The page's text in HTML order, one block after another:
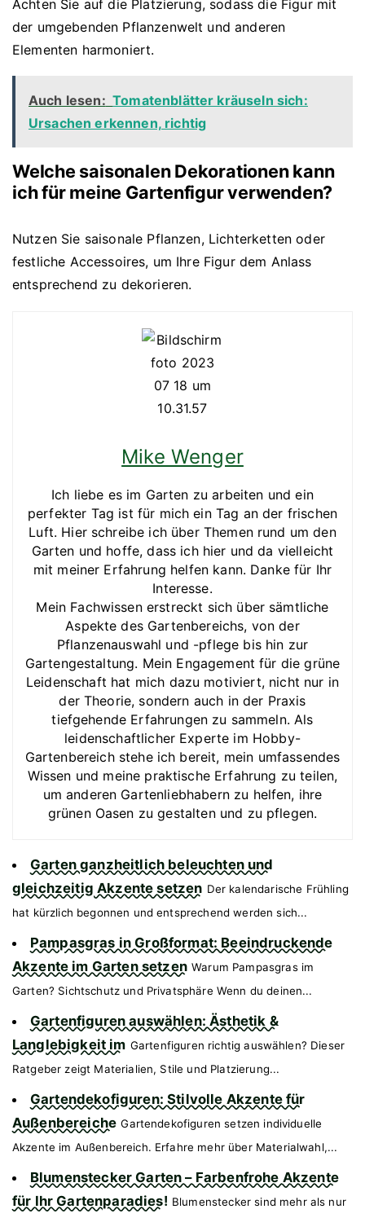
Achten Sie auf die Platzierung, sodass die Figur mit
der umgebenden Pflanzenwelt und anderen
Elementen harmoniert.
Auch lesen: Tomatenblätter kräuseln sich:
Ursachen erkennen, richtig
Welche saisonalen Dekorationen kann
ich für meine Gartenfigur verwenden?
Nutzen Sie saisonale Pflanzen, Lichterketten oder
festliche Accessoires, um Ihre Figur dem Anlass
entsprechend zu dekorieren.
Mike Wenger
Ich liebe es im Garten zu arbeiten und ein
perfekter Tag ist für mich ein Tag an der frischen
Luft. Hier schreibe ich über Themen rund um den
Garten und hoffe, dass ich hier und da vielleicht
mit meiner Erfahrung helfen kann. Danke für Ihr
Interesse.
Mein Fachwissen erstreckt sich über sämtliche
Aspekte des Gartenbereichs, von der
Pflanzenauswahl und -pflege bis hin zur
Gartengestaltung. Mein Engagement für die grüne
Leidenschaft hat mich dazu motiviert, nicht nur in
der Theorie, sondern auch in der Praxis
tiefgehende Erfahrungen zu sammeln. Als
leidenschaftlicher Experte im Hobby-
Gartenbereich stehe ich bereit, mein umfassendes
Wissen und meine praktische Erfahrung zu teilen,
um anderen Gartenliebhabern zu helfen, ihre
grünen Oasen zu gestalten und zu pflegen.
Garten ganzheitlich beleuchten und
gleichzeitig Akzente setzen Der kalendarische Frühling
hat kürzlich begonnen und entsprechend werden sich...
Pampasgras in Großformat: Beeindruckende
Akzente im Garten setzen Warum Pampasgras im
Garten? Sichtschutz und Privatsphäre Wenn du deinen...
Gartenfiguren auswählen: Ästhetik &
Langlebigkeit im Gartenfiguren richtig auswählen? Dieser
Ratgeber zeigt Materialien, Stile und Platzierung...
Gartendekofiguren: Stilvolle Akzente für
Außenbereiche Gartendekofiguren setzen individuelle
Akzente im Außenbereich. Erfahre mehr über Materialwahl,...
Blumenstecker Garten – Farbenfrohe Akzente
für Ihr Gartenparadies! Blumenstecker sind mehr als nur